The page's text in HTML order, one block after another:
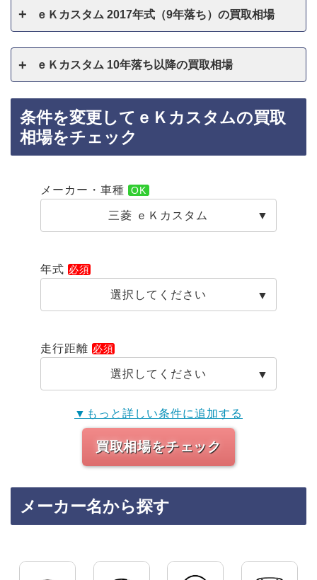
ｅＫカスタム 2017年式（9年落ち）の買取相場
ｅＫカスタム 10年落ち以降の買取相場
条件を変更してｅＫカスタムの買取
相場をチェック
メーカー・車種
三菱 ｅＫカスタム
年式
選択してください
走行距離
選択してください
▼もっと詳しい条件に追加する
買取相場をチェック
メーカー名から探す